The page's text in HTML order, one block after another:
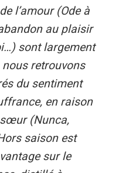
l’amour (Ode à
au plaisir
sont largement
retrouvons
du sentiment
en raison
sœur (Nunca,
saisonest
sur le